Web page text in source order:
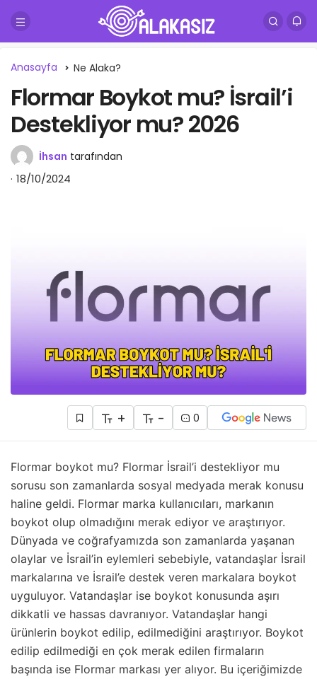
Anasayfa Ne Alaka?
Flormar Boykot mu? İsrail’i
Destekliyor mu? 2026
İhsan tarafından
18/10/2024
+ - 0
Flormar boykot mu? Flormar İsrail’i destekliyor mu
sorusu son zamanlarda sosyal medyada merak konusu
haline geldi. Flormar marka kullanıcıları, markanın
boykot olup olmadığını merak ediyor ve araştırıyor.
Dünyada ve coğrafyamızda son zamanlarda yaşanan
olaylar ve İsrail’in eylemleri sebebiyle, vatandaşlar İsrail
markalarına ve İsrail’e destek veren markalara boykot
uyguluyor. Vatandaşlar ise boykot konusunda aşırı
dikkatli ve hassas davranıyor. Vatandaşlar hangi
ürünlerin boykot edilip, edilmediğini araştırıyor. Boykot
edilip edilmediği en çok merak edilen firmaların
başında ise Flormar markası yer alıyor. Bu içeriğimizde